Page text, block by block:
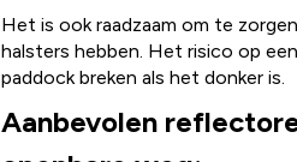
Het is ook raadzaam om te
halsters hebben. Het risico op
paddock breken als het donker is.
Aanbevolen